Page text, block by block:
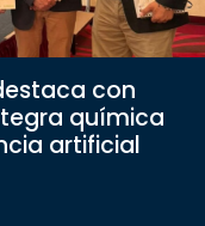
con
química
artificial